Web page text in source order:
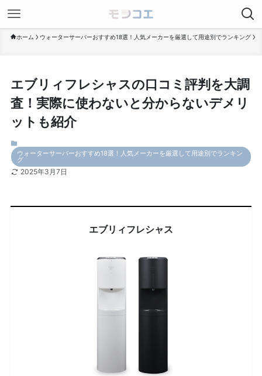
ホーム ウォーターサーバーおすすめ18選！人気メーカーを厳選して用途別でランキング
エブリィフレシャスの口コミ評判を大調
査！実際に使わないと分からないデメリ
ットも紹介
ウォーターサーバーおすすめ18選！人気メーカーを厳選して用途別でランキン
グ
2025年3月7日
エブリィフレシャス